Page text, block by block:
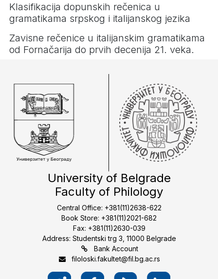
Klasifikacija dopunskih rečenica u
gramatikama srpskog i italijanskog jezika
Zavisne rečenice u italijanskim gramatikama
od Fornačarija do prvih decenija 21. veka.
University of Belgrade
Faculty of Philology
Central Office: +381(11)2638-622
Book Store: +381(11)2021-682
Fax: +381(11)2630-039
Address: Studentski trg 3, 11000 Belgrade
Bank Account
filoloski.fakultet@fil.bg.ac.rs